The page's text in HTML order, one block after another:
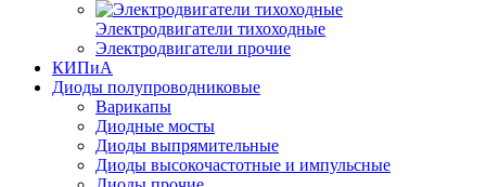
Электродвигатели тихоходные
Электродвигатели прочие
КИПиА
Диоды полупроводниковые
Варикапы
Диодные мосты
Диоды выпрямительные
Диоды высокочастотные и импульсные